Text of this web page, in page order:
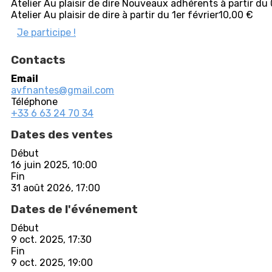
Atelier Au plaisir de dire Nouveaux adhérents à partir
Atelier Au plaisir de dire à partir du 1er février10,00 €
Je participe !
Contacts
Email
avfnantes@gmail.com
Téléphone
+33 6 63 24 70 34
Dates des ventes
Début
16 juin 2025, 10:00
Fin
31 août 2026, 17:00
Dates de l'événement
Début
9 oct. 2025, 17:30
Fin
9 oct. 2025, 19:00